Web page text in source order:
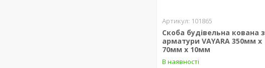
101865
Скоба будівельна кована з
арматури VAYARA 350мм х
70мм х 10мм
В наявності